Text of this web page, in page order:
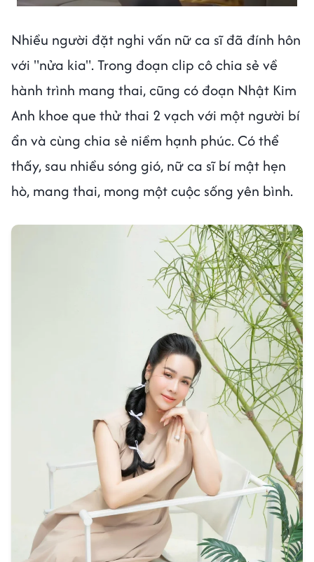
Nhiều người đặt nghi vấn nữ ca sĩ đã đính hôn
với "nửa kia". Trong đoạn clip cô chia sẻ về
hành trình mang thai, cũng có đoạn Nhật Kim
Anh khoe que thử thai 2 vạch với một người bí
ẩn và cùng chia sẻ niềm hạnh phúc. Có thể
thấy, sau nhiều sóng gió, nữ ca sĩ bí mật hẹn
hò, mang thai, mong một cuộc sống yên bình.